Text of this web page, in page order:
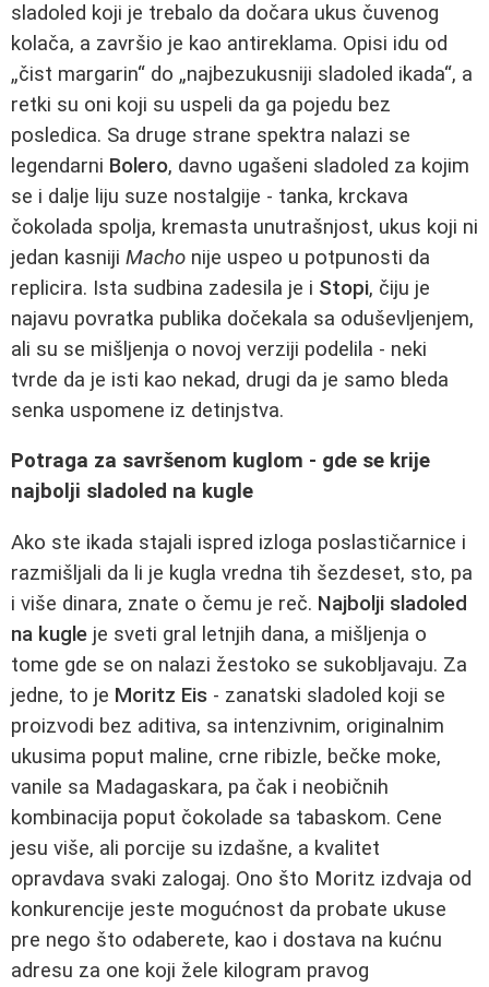
sladoled koji je trebalo da dočara ukus čuvenog
kolača, a završio je kao antireklama. Opisi idu od
„čist margarin“ do „najbezukusniji sladoled ikada“, a
retki su oni koji su uspeli da ga pojedu bez
posledica. Sa druge strane spektra nalazi se
legendarni Bolero, davno ugašeni sladoled za kojim
se i dalje liju suze nostalgije - tanka, krckava
čokolada spolja, kremasta unutrašnjost, ukus koji ni
jedan kasniji Macho nije uspeo u potpunosti da
replicira. Ista sudbina zadesila je i Stopi, čiju je
najavu povratka publika dočekala sa oduševljenjem,
ali su se mišljenja o novoj verziji podelila - neki
tvrde da je isti kao nekad, drugi da je samo bleda
senka uspomene iz detinjstva.
Potraga za savršenom kuglom - gde se krije
najbolji sladoled na kugle
Ako ste ikada stajali ispred izloga poslastičarnice i
razmišljali da li je kugla vredna tih šezdeset, sto, pa
i više dinara, znate o čemu je reč. Najbolji sladoled
na kugle je sveti gral letnjih dana, a mišljenja o
tome gde se on nalazi žestoko se sukobljavaju. Za
jedne, to je Moritz Eis - zanatski sladoled koji se
proizvodi bez aditiva, sa intenzivnim, originalnim
ukusima poput maline, crne ribizle, bečke moke,
vanile sa Madagaskara, pa čak i neobičnih
kombinacija poput čokolade sa tabaskom. Cene
jesu više, ali porcije su izdašne, a kvalitet
opravdava svaki zalogaj. Ono što Moritz izdvaja od
konkurencije jeste mogućnost da probate ukuse
pre nego što odaberete, kao i dostava na kućnu
adresu za one koji žele kilogram pravog